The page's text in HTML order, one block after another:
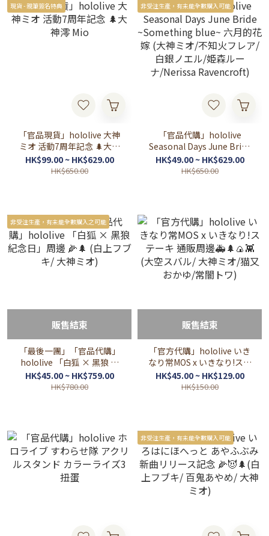
現貨 - 親筆簽名特典
「官品現貨」hololive 大神
ミオ 活動7周年記念 🌲大神
澪 Mio
HK$99.00 ~ HK$629.00
HK$650.00
非受注生產，有未能全數購入可能
「官品代購」hololive
Seasonal Days June Bride
~Something blue~ 六月的
花嫁 (大神ミオ/不知火フレ
HK$49.00 ~ HK$629.00
HK$650.00
非受注生產，有未能全數購入之可能
販售結束
「最後一團」「官品代購」
hololive 「白狐 × 黑狼 紀
念日」周邊 🌽🌲 (白上フブ
キ/ 大神ミオ)
HK$45.00 ~ HK$759.00
HK$780.00
販售結束
「官方代購」hololive いき
なり常MOS x いきなり!ステ
ーキ 通販周邊🚑🌲🍙👾 (大
空スバル/ 大神ミオ/猫又お
HK$45.00 ~ HK$129.00
HK$150.00
非受注生產，有未能全數購入可能